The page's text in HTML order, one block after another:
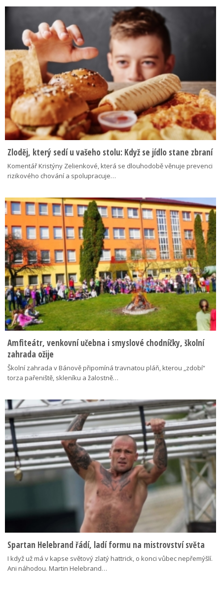
Zloděj, který sedí u vašeho stolu: Když se jídlo stane zbraní
Komentář Kristýny Zelienkové, která se dlouhodobě věnuje prevenci
rizikového chování a spolupracuje…
Amfiteátr, venkovní učebna i smyslové chodníčky, školní
zahrada ožije
Školní zahrada v Bánově připomíná travnatou pláň, kterou „zdobí“
torza pařeniště, skleníku a žalostně…
Spartan Helebrand řádí, ladí formu na mistrovství světa
I když už má v kapse světový zlatý hattrick, o konci vůbec nepřemýšlí.
Ani náhodou. Martin Helebrand…